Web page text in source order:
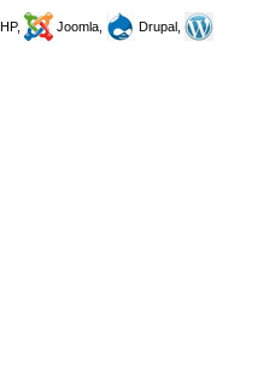
Joomla,
Drupal,